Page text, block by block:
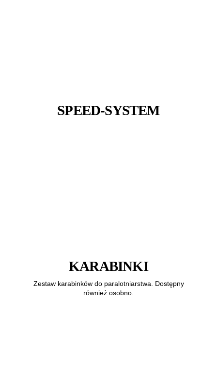
SPEED-SYSTEM
KARABINKI
Zestaw karabinków do paralotniarstwa. Dostępny
również osobno.